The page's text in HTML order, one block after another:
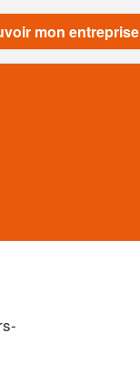
mon entreprise